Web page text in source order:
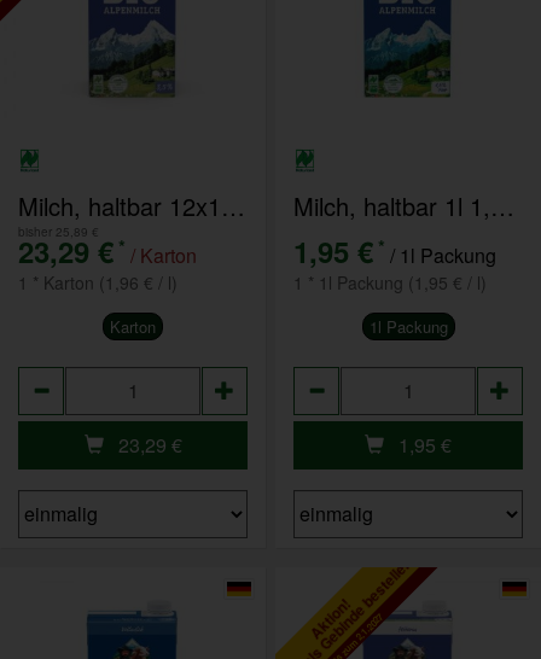
Milch, haltbar 12x1l 3,5%
bisher 25,89 €
23,29 € * / Karton
1 * Karton (1,96 € / l)
Karton
23,29 €
Milch, haltbar 1l 1,5 %
1,95 € * / 1l Packung
1 * 1l Packung (1,95 € / l)
1l Packung
1,95 €
Aktion!
bis zum 2.1.2027